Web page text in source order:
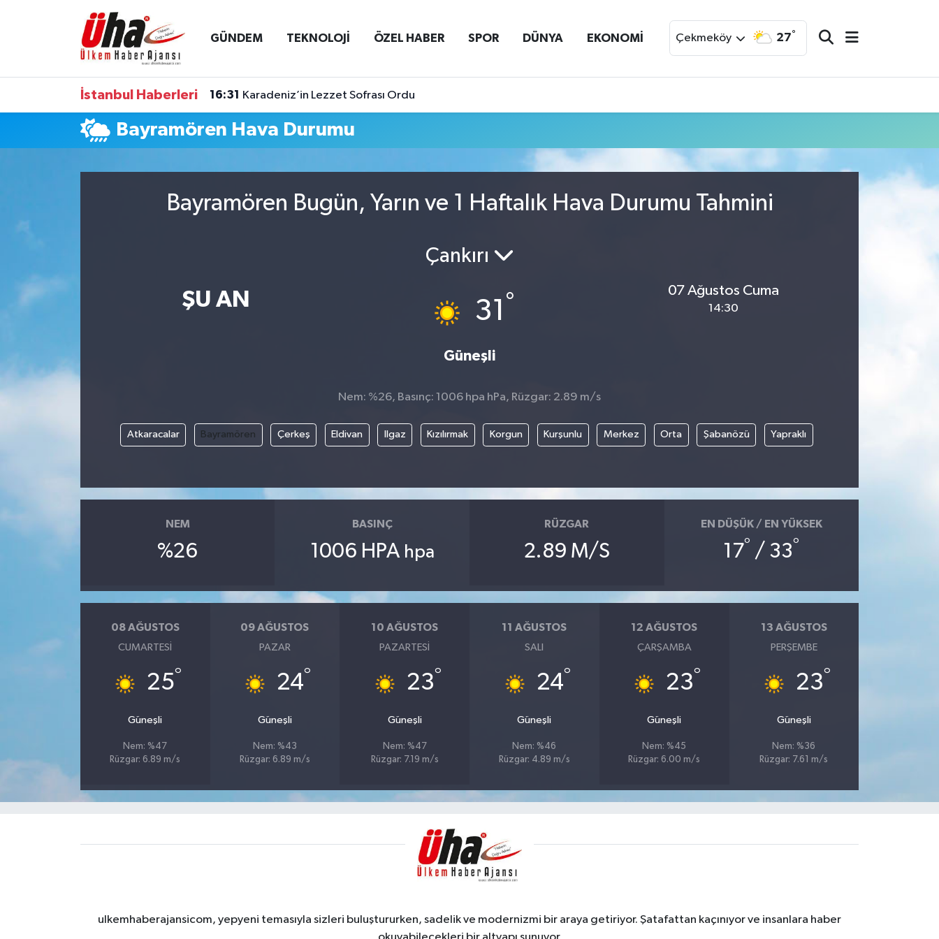
GÜNDEM TEKNOLOJİ ÖZEL HABER SPOR DÜNYA EKONOMİ Çekmeköy 27°
İstanbul Haberleri 16:31 Karadeniz’in Lezzet Sofrası Ordu
Bayramören Hava Durumu
Bayramören Bugün, Yarın ve 1 Haftalık Hava Durumu Tahmini
ŞU AN
Çankırı
31 °
Güneşli
07 Ağustos Cuma
14:30
Nem: %26, Basınç: 1006 hpa hPa, Rüzgar: 2.89 m/s
Atkaracalar Bayramören Çerkeş Eldivan Ilgaz Kızılırmak Korgun Kurşunlu Merkez Orta Şabanözü Yapraklı
NEM
%26
BASINÇ
1006 HPA hpa
RÜZGAR
2.89 M/S
EN DÜŞÜK / EN YÜKSEK
17° / 33°
08 AĞUSTOS
CUMARTESI
25°
Güneşli
Nem: %47
Rüzgar: 6.89 m/s
09 AĞUSTOS
PAZAR
24°
Güneşli
Nem: %43
Rüzgar: 6.89 m/s
10 AĞUSTOS
PAZARTESI
23°
Güneşli
Nem: %47
Rüzgar: 7.19 m/s
11 AĞUSTOS
SALI
24°
Güneşli
Nem: %46
Rüzgar: 4.89 m/s
12 AĞUSTOS
ÇARŞAMBA
23°
Güneşli
Nem: %45
Rüzgar: 6.00 m/s
13 AĞUSTOS
PERŞEMBE
23°
Güneşli
Nem: %36
Rüzgar: 7.61 m/s
ulkemhaberajansicom, yepyeni temasıyla sizleri buluştururken, sadelik ve modernizmi bir araya getiriyor. Şatafattan kaçınıyor ve insanlara haber
İstanbul Nöbetçi Eczaneler
İstanbul Hava Durumu
İstanbul Namaz Vakitleri
Süper Lig Puan Durumu ve Fikstür